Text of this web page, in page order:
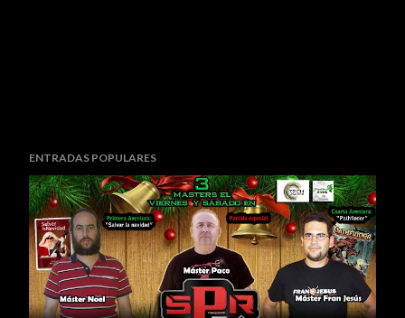
u
b
l
i
c
a
r
ENTRADAS POPULARES